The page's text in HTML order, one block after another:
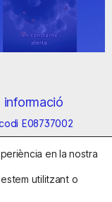
E08737002
de Cookies
en la nostra
utilitzant o